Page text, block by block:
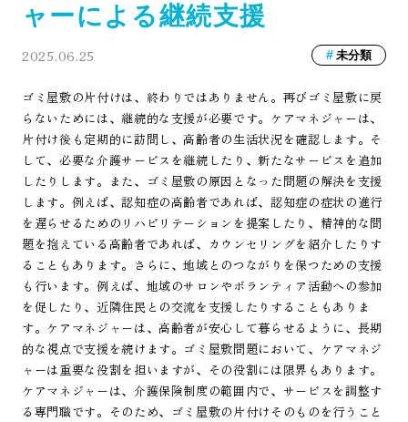
ャーによる継続支援
2025.06.25 未分類
ゴミ屋敷の片付けは、終わりではありません。再びゴミ屋敷に戻
らないためには、継続的な支援が必要です。ケアマネジャーは、
片付け後も定期的に訪問し、高齢者の生活状況を確認します。そ
して、必要な介護サービスを継続したり、新たなサービスを追加
したりします。また、ゴミ屋敷の原因となった問題の解決を支援
します。例えば、認知症の高齢者であれば、認知症の症状の進行
を遅らせるためのリハビリテーションを提案したり、精神的な問
題を抱えている高齢者であれば、カウンセリングを紹介したりす
ることもあります。さらに、地域とのつながりを保つための支援
も行います。例えば、地域のサロンやボランティア活動への参加
を促したり、近隣住民との交流を支援したりすることもありま
す。ケアマネジャーは、高齢者が安心して暮らせるように、長期
的な視点で支援を続けます。ゴミ屋敷問題において、ケアマネジ
ャーは重要な役割を担いますが、その役割には限界もあります。
ケアマネジャーは、介護保険制度の範囲内で、サービスを調整す
る専門職です。そのため、ゴミ屋敷の片付けそのものを行うこと